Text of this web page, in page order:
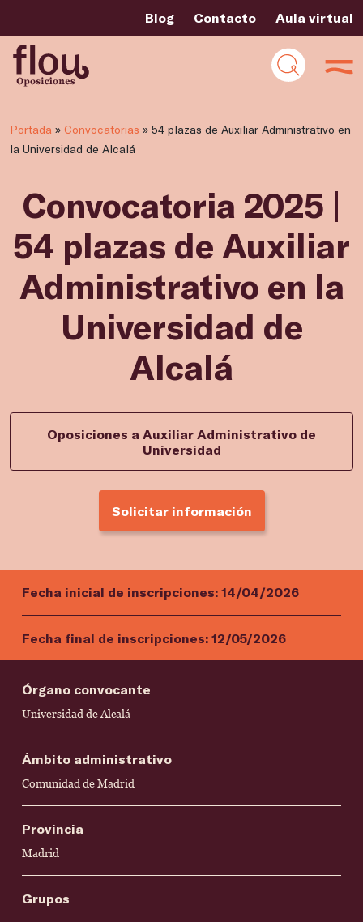
Blog Contacto Aula virtual
Portada » Convocatorias » 54 plazas de Auxiliar Administrativo en
la Universidad de Alcalá
Convocatoria 2025 |
54 plazas de Auxiliar
Administrativo en la
Universidad de
Alcalá
Oposiciones a Auxiliar Administrativo de
Universidad
Solicitar información
Fecha inicial de inscripciones: 14/04/2026
Fecha final de inscripciones: 12/05/2026
Órgano convocante
Universidad de Alcalá
Ámbito administrativo
Comunidad de Madrid
Provincia
Madrid
Grupos